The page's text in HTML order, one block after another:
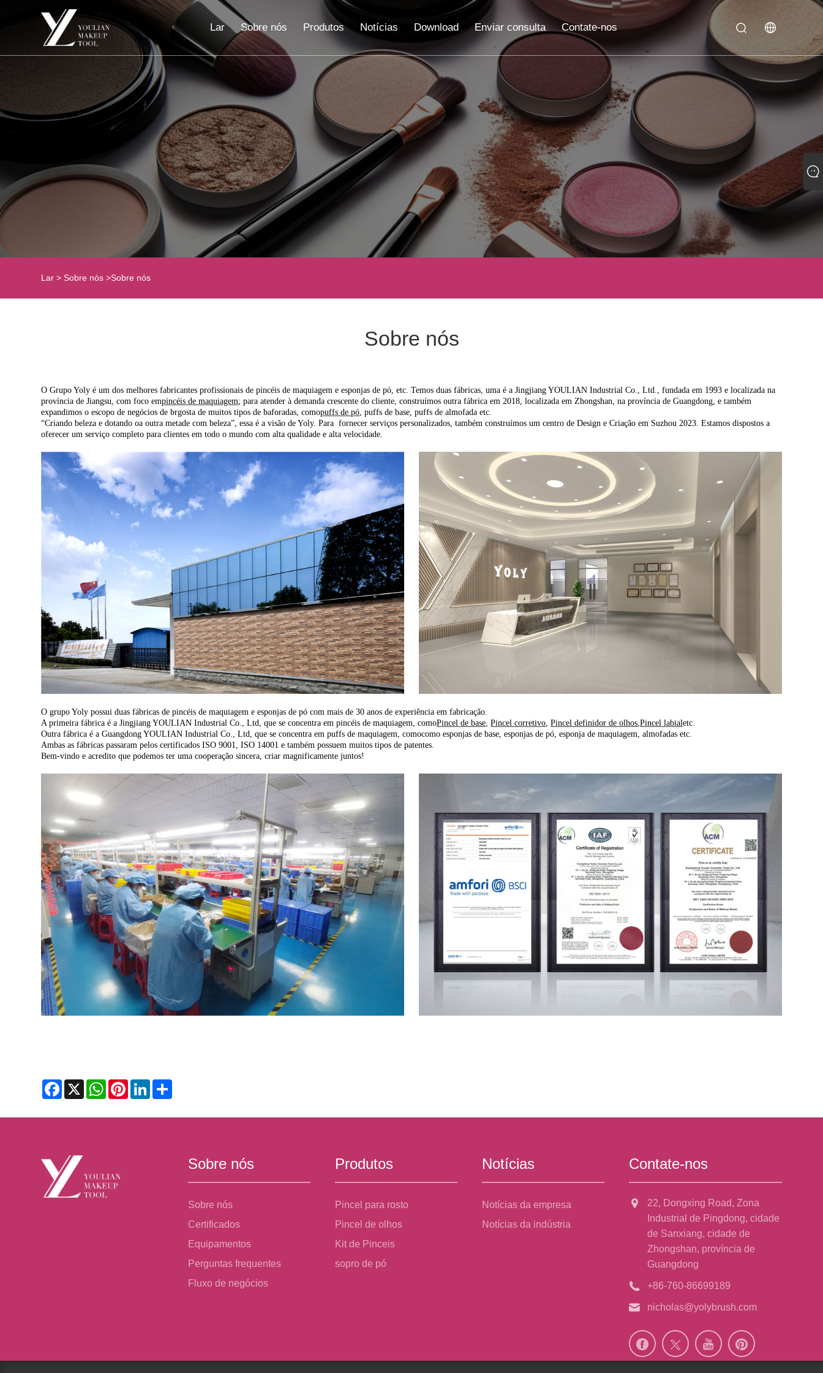
Lar Sobre nós Produtos Notícias Download Enviar consulta Contate-nos
Lar > Sobre nós >Sobre nós
Sobre nós
O Grupo Yoly é um dos melhores fabricantes profissionais de pincéis de maquiagem e esponjas de pó, etc. Temos duas fábricas, uma é a Jingjiang YOULIAN Industrial Co., Ltd., fundada em 1993 e localizada na
província de Jiangsu, com foco empincéis de maquiagem; para atender à demanda crescente do cliente, construímos outra fábrica em 2018, localizada em Zhongshan, na província de Guangdong, e também
expandimos o escopo de negócios de brgosta de muitos tipos de baforadas, comopuffs de pó , puffs de base, puffs de almofada etc.
“Criando beleza e dotando oa outra metade com beleza”, essa é a visão de Yoly. Para fornecer serviços personalizados, também construímos um centro de Design e Criação em Suzhou 2023. Estamos dispostos a
oferecer um serviço completo para clientes em todo o mundo com alta qualidade e alta velocidade.
O grupo Yoly possui duas fábricas de pincéis de maquiagem e esponjas de pó com mais de 30 anos de experiência em fabricação.
A primeira fábrica é a Jingjiang YOULIAN Industrial Co., Ltd, que se concentra em pincéis de maquiagem, comoPincel de base ,Pincel corretivo ,Pincel definidor de olhos ,Pincel labialetc.
Outra fábrica é a Guangdong YOULIAN Industrial Co., Ltd, que se concentra em puffs de maquiagem, comocomo esponjas de base, esponjas de pó, esponja de maquiagem, almofadas etc.
Ambas as fábricas passaram pelos certificados ISO 9001, ISO 14001 e também possuem muitos tipos de patentes.
Bem-vindo e acredito que podemos ter uma cooperação sincera, criar magnificamente juntos!
Facebook
X WhatsApp
PinterestLinkedIn
Sobre nós
Sobre nós
Certificados
Equipamentos
Perguntas frequentes
Fluxo de negócios
Produtos
Pincel para rosto
Pincel de olhos
Kit de Pinceis
sopro de pó
Notícias
Notícias da empresa
Notícias da indústria
Contate-nos
22, Dongxing Road, Zona
Industrial de Pingdong, cidade
de Sanxiang, cidade de
Zhongshan, província de
Guangdong
+86-760-86699189
nicholas@yolybrush.com